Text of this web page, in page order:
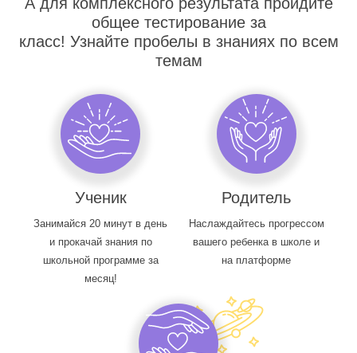
общее тестирование за
класс! Узнайте пробелы в знаниях по всем
темам
Ученик
Занимайся 20 минут в день
и прокачай знания по
школьной программе за
месяц!
Родитель
Наслаждайтесь прогрессом
вашего ребенка в школе и
на платформе